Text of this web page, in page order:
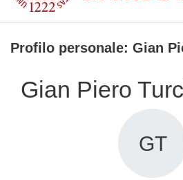
Profilo personale: Gian
Gian Piero
GT